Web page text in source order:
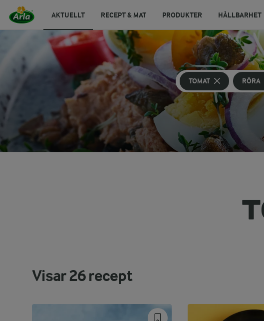
AKTUELLT RECEPT & MAT PRODUKTER HÅLLBARHET
TOMAT RÖRA
Visar26recept